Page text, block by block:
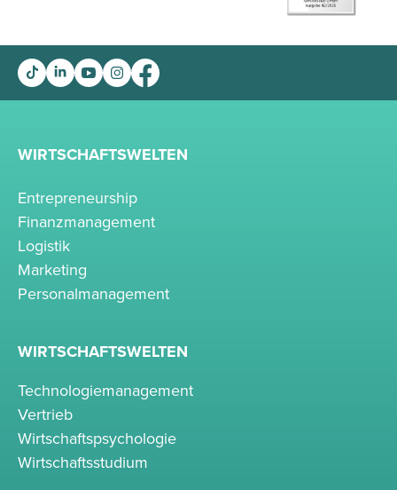
WIRTSCHAFTSWELTEN
Entrepreneurship
Finanzmanagement
Logistik
Marketing
Personalmanagement
WIRTSCHAFTSWELTEN
Technologiemanagement
Vertrieb
Wirtschaftspsychologie
Wirtschaftsstudium